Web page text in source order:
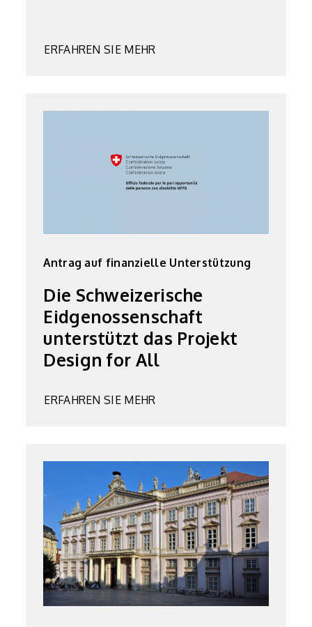
ERFAHREN SIE MEHR
Antrag auf finanzielle Unterstützung
Die Schweizerische
Eidgenossenschaft
unterstützt das Projekt
Design for All
ERFAHREN SIE MEHR